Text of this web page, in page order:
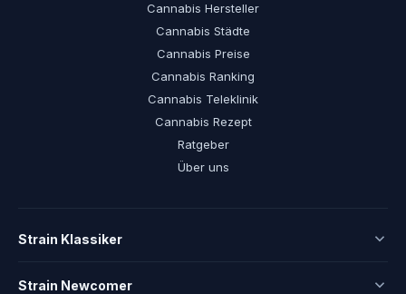
Cannabis Hersteller
Cannabis Städte
Cannabis Preise
Cannabis Ranking
Cannabis Teleklinik
Cannabis Rezept
Ratgeber
Über uns
Strain Klassiker
Strain Newcomer